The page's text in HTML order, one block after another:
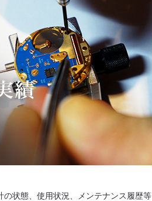
状態、使用状況、メンテナンス履歴等